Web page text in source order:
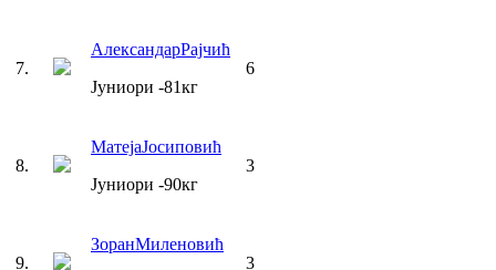
7.
АлександарРајчић
Јуниори -81кг
6
8.
МатејаЈосиповић
Јуниори -90кг
3
9.
ЗоранМиленовић
3